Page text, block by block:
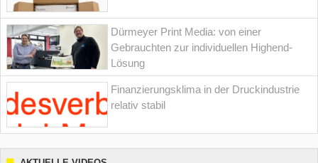
Dürmeyer Print Media: von einer
Gebrauchten zur individuellen Highend-
Lösung
Finanzierungsklima in der Druckindustrie
relativ stabil